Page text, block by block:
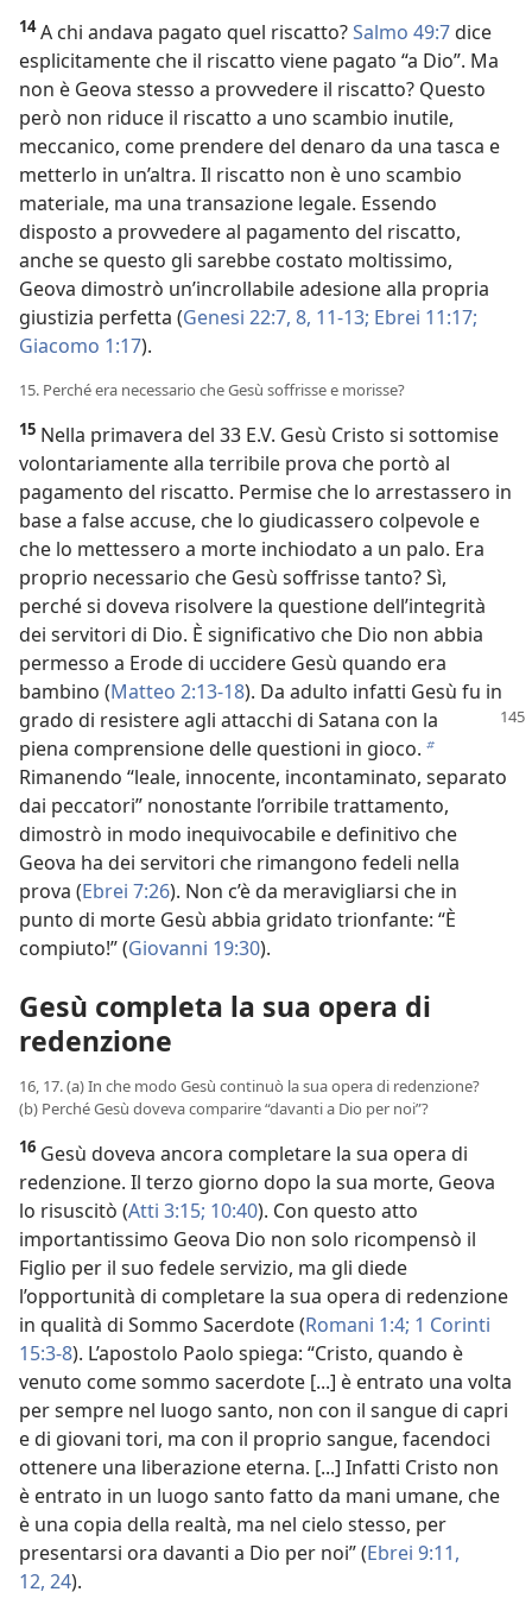
14A chi andava pagato quel riscatto?Salmo 49:7dice
esplicitamente che il riscatto viene pagato “a Dio”. Ma
non è Geova stesso a provvedere il riscatto? Questo
però non riduce il riscatto a uno scambio inutile,
meccanico, come prendere del denaro da una tasca e
metterlo in un’altra. Il riscatto non è uno scambio
materiale, ma una transazione legale. Essendo
disposto a provvedere al pagamento del riscatto,
anche se questo gli sarebbe costato moltissimo,
Geova dimostrò un’incrollabile adesione alla propria
giustizia perfetta (Genesi 22:7, 8, 11-13; Ebrei 11:17;
Giacomo 1:17).
15. Perché era necessario che Gesù soffrisse e morisse?
15 Nella primavera del 33 E.V. Gesù Cristo si sottomise
volontariamente alla terribile prova che portò al
pagamento del riscatto. Permise che lo arrestassero in
base a false accuse, che lo giudicassero colpevole e
che lo mettessero a morte inchiodato a un palo. Era
proprio necessario che Gesù soffrisse tanto? Sì,
perché si doveva risolvere la questione dell’integrità
dei servitori di Dio. È significativo che Dio non abbia
permesso a Erode di uccidere Gesù quando era
bambino (Matteo 2:13-18). Da adulto infatti Gesù fu in
grado di resistere agli attacchi di Satana con la
piena comprensione delle questioni in gioco. b
Rimanendo “leale, innocente, incontaminato, separato
dai peccatori” nonostante l’orribile trattamento,
dimostrò in modo inequivocabile e definitivo che
Geova ha dei servitori che rimangono fedeli nella
prova (Ebrei 7:26). Non c’è da meravigliarsi che in
punto di morte Gesù abbia gridato trionfante: “È
compiuto!” (Giovanni 19:30).
Gesù completa la sua opera di
redenzione
16, 17. (a) In che modo Gesù continuò la sua opera di redenzione?
(b) Perché Gesù doveva comparire “davanti a Dio per noi”?
16 Gesù doveva ancora completare la sua opera di
redenzione. Il terzo giorno dopo la sua morte, Geova
lo risuscitò (Atti 3:15; 10:40). Con questo atto
importantissimo Geova Dio non solo ricompensò il
Figlio per il suo fedele servizio, ma gli diede
l’opportunità di completare la sua opera di redenzione
in qualità di Sommo Sacerdote (Romani 1:4; 1 Corinti
15:3-8). L’apostolo Paolo spiega: “Cristo, quando è
venuto come sommo sacerdote [...] è entrato una volta
per sempre nel luogo santo, non con il sangue di capri
e di giovani tori, ma con il proprio sangue, facendoci
ottenere una liberazione eterna. [...] Infatti Cristo non
è entrato in un luogo santo fatto da mani umane, che
è una copia della realtà, ma nel cielo stesso, per
presentarsi ora davanti a Dio per noi” (Ebrei 9:11,
12, 24).